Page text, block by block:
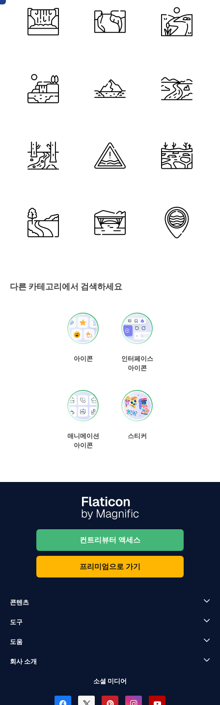
다른 카테고리에서 검색하세요
아이콘
인터페이스
아이콘
애니메이션
아이콘
스티커
컨트리뷰터 액세스
프리미엄으로 가기
콘텐츠
도구
도움
회사 소개
소셜 미디어